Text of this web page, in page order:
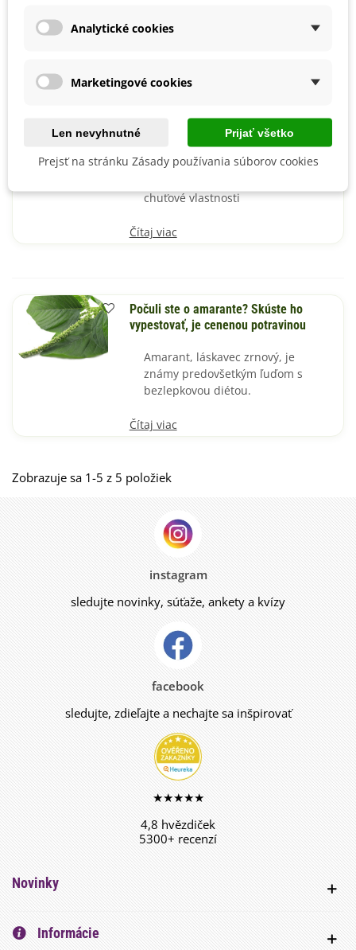
Microgreens majú netradičnú chuť, sú
dekoratívne a bohaté na vitamíny
Microgreens sú veľmi bohaté na
chuťové vlastnosti
Čítaj viac
Počuli ste o amarante? Skúste ho
vypestovať, je cenenou potravinou
Amarant, láskavec zrnový, je
známy predovšetkým ľuďom s
bezlepkovou diétou.
Čítaj viac
Zobrazuje sa 1-5 z 5 položiek
instagram
sledujte novinky, súťaže, ankety a kvízy
facebook
sledujte, zdieľajte a nechajte sa inšpirovať
★★★★★
4,8 hvězdiček
5300+ recenzí
Novinky
Informácie
Analytické cookies
Marketingové cookies
Len nevyhnutné Prijať všetko
Prejsť na stránku Zásady používania súborov cookies